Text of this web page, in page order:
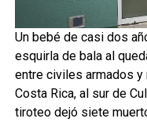
Un bebé de casi dos
esquirla de bala al
entre civiles armados
Costa Rica, al sur de
tiroteo dejó siete